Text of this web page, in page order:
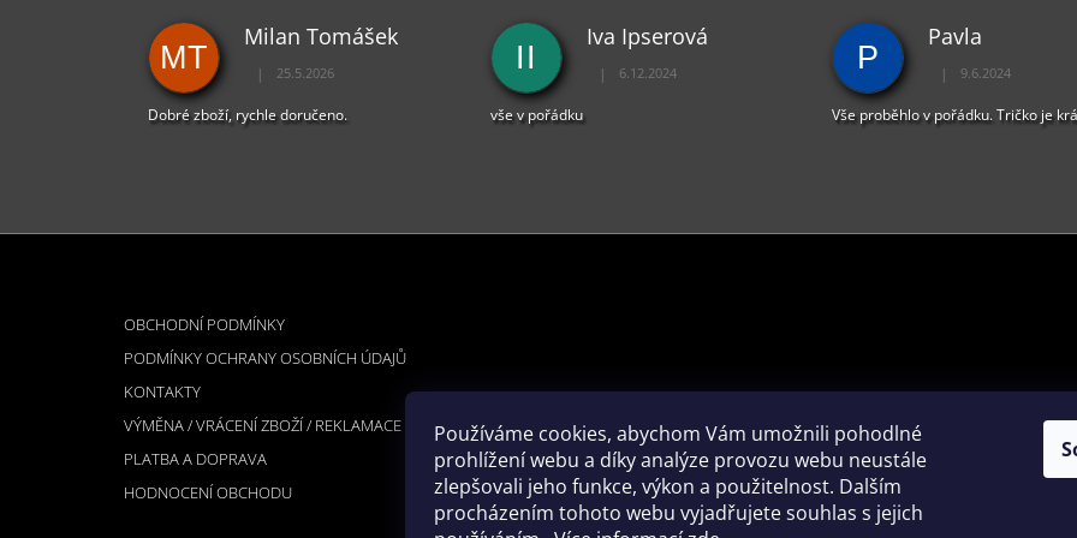
Používáme cookies, abychom Vám umožnili pohodlné
prohlížení webu a díky analýze provozu webu neustále
zlepšovali jeho funkce, výkon a použitelnost. Dalším
procházením tohoto webu vyjadřujete souhlas s jejich
I
MT
Milan Tomášek
Hodnocení obchodu je 5 z 5 hvězdiček.
| 25.5.2026
Dobré zboží, rychle doručeno.
II
Iva Ipserová
Hodnocení obchodu je 5 z 5 hvězdiček.
| 6.12.2024
vše v pořádku
P
Pavla
Hodnocení obchodu
| 9.6.2024
Vše proběhlo v pořádku. Tričko je
OBCHODNÍ PODMÍNKY
PODMÍNKY OCHRANY OSOBNÍCH ÚDAJŮ
KONTAKTY
VÝMĚNA / VRÁCENÍ ZBOŽÍ / REKLAMACE
PLATBA A DOPRAVA
HODNOCENÍ OBCHODU